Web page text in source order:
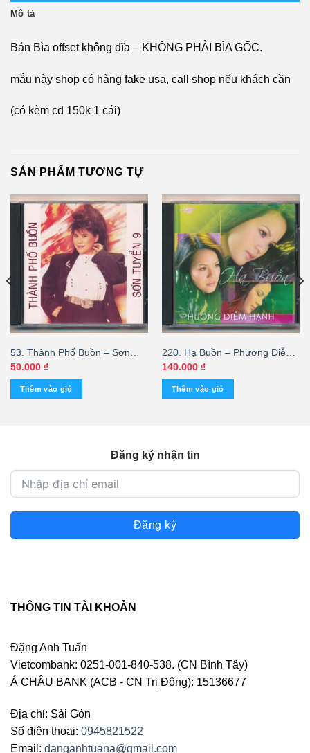
Mô tả
Bán Bìa offset không đĩa – KHÔNG PHẢI BÌA GỐC.
mẫu này shop có hàng fake usa, call shop nếu khách cần
(có kèm cd 150k 1 cái)
SẢN PHẨM TƯƠNG TỰ
53. Thành Phố Buồn – Sơn
Tuyền 9 (Fake USA)
50.000 ₫
Thêm vào giỏ
220. Hạ Buồn – Phương Diễm
Hạnh (FAKE USA)
140.000 ₫
Thêm vào giỏ
Đăng ký nhận tin
Đăng ký
THÔNG TIN TÀI KHOẢN
Đặng Anh Tuấn
Vietcombank: 0251-001-840-538. (CN Bình Tây)
Á CHÂU BANK (ACB - CN Trị Đông): 15136677
Địa chỉ: Sài Gòn
Số điện thoại: 0945821522
Email: danganhtuana@gmail.com